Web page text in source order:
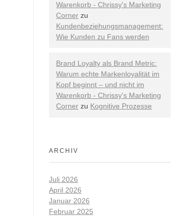
Warenkorb - Chrissy's Marketing
Corner zu
Kundenbeziehungsmanagement:
Wie Kunden zu Fans werden
Brand Loyalty als Brand Metric:
Warum echte Markenloyalität im
Kopf beginnt – und nicht im
Warenkorb - Chrissy's Marketing
Corner zu Kognitive Prozesse
ARCHIV
Juli 2026
April 2026
Januar 2026
Februar 2025